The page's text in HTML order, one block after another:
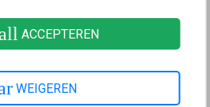
gebruikt. Als het land er niet
dan ‘Ander land’.
instellingen
doorschakelingen,
ACCEPTEREN
WEIGEREN